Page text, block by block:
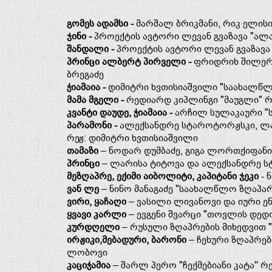
გომეს ადამსი -მარშალ ბრიკმანი, რიკ
ჯინი -პროექტის ავტორი ლევან გვაზავა
შანდალი -პროექტის ავტორი ლევან
პრინცი ალბერტ პირველი -ფრიდრიხ
ბრეგაძე
ჭიამაია -დიმიტრი ხვთისიაშვილი
მამა მგელი ​ -რედიარდ კიპლინგი "მაუგლი"
კვანტი დაუდე, ჭიამაია -არჩილ სულაკაური
პარამონი -ალექსანდრე სტაროტორჟსკი,
რეჟ: დიმიტრი ხვთისიაშვილი
თამაზი – ნოდარ დუმბაძე, გიგა
პრინცი – ლარისა ტიტოვა და ალექსანდრე
მეზღაპრე, ექიმი აიბოლიტი, კაპიტანი ჯეკი -
ვან ლე – ნინო მანაგაძე "საახალწლო
ვირი, ყაჩაღი – ვასილი ლივანოვი და იური
ყვავი კარლი – ევგენი შვარცი "თოვლის
კურდღელი – რუსული ზღაპრების
ირჟიკი,მებადური, ბარონი – ჩეხური
ლობოვი
კაციჭამია – შარლ პერო "ჩექმებიანი კატა''